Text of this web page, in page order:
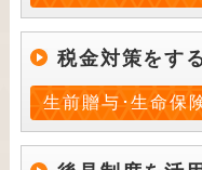
税金対策をす
生前贈与･生命保